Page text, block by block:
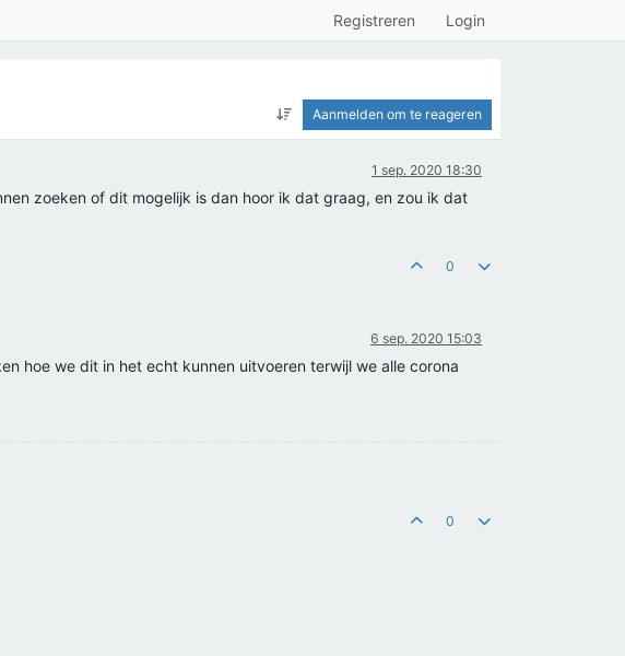
Registreren Login
Aanmelden om te reageren
1 sep. 2020 18:30
zoeken of dit mogelijk is dan hoor ik dat graag, en zou ik dat
0
6 sep. 2020 15:03
hoe we dit in het echt kunnen uitvoeren terwijl we alle corona
0